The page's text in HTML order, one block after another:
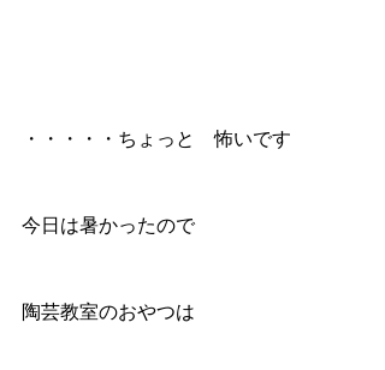
・・・・・ちょっと　怖いです
今日は暑かったので
陶芸教室のおやつは